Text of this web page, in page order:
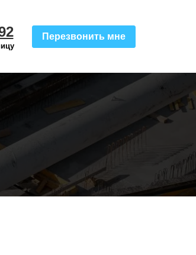
Перезвонить мне